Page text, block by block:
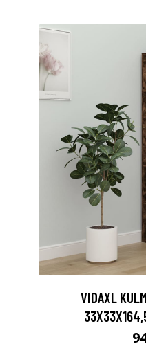
VIDAXL